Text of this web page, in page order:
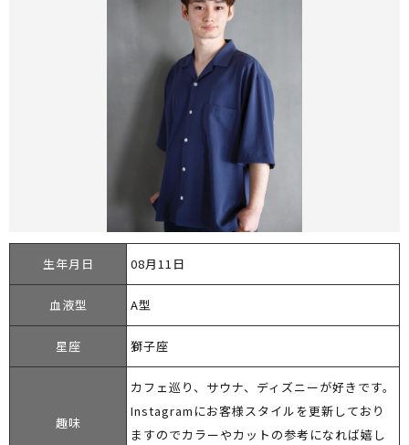
生年月日 08月11日
血液型 A型
星座 獅子座
趣味
カフェ巡り、サウナ、ディズニーが好きです。
Instagramにお客様スタイルを更新しており
ますのでカラーやカットの参考になれば嬉し